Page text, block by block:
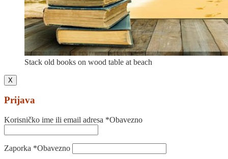
Stack old books on wood table at beach
X
Prijava
Korisničko ime ili email adresa *Obavezno
Zaporka *Obavezno